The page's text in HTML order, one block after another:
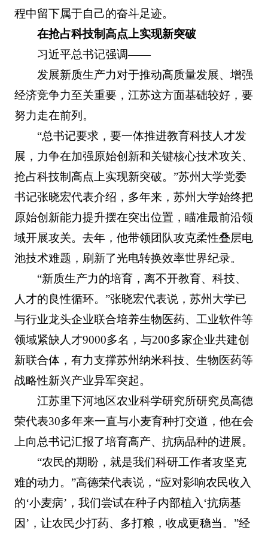
程中留下属于自己的奋斗足迹。
在抢占科技制高点上实现新突破
习近平总书记强调——
发展新质生产力对于推动高质量发展、增强
经济竞争力至关重要，江苏这方面基础较好，要
努力走在前列。
“总书记要求，要一体推进教育科技人才发
展，力争在加强原始创新和关键核心技术攻关、
抢占科技制高点上实现新突破。”苏州大学党委
书记张晓宏代表介绍，多年来，苏州大学始终把
原始创新能力提升摆在突出位置，瞄准最前沿领
域开展攻关。去年，他带领团队攻克柔性叠层电
池技术难题，刷新了光电转换效率世界纪录。
“新质生产力的培育，离不开教育、科技、
人才的良性循环。”张晓宏代表说，苏州大学已
与行业龙头企业联合培养生物医药、工业软件等
领域紧缺人才9000多名，与200多家企业共建创
新联合体，有力支撑苏州纳米科技、生物医药等
战略性新兴产业异军突起。
江苏里下河地区农业科学研究所研究员高德
荣代表30多年来一直与小麦育种打交道，他在会
上向总书记汇报了培育高产、抗病品种的进展。
“农民的期盼，就是我们科研工作者攻坚克
难的动力。”高德荣代表说，“应对影响农民收入
的‘小麦病’，我们尝试在种子内部植入‘抗病基
因’，让农民少打药、多打粮，收成更稳当。”经